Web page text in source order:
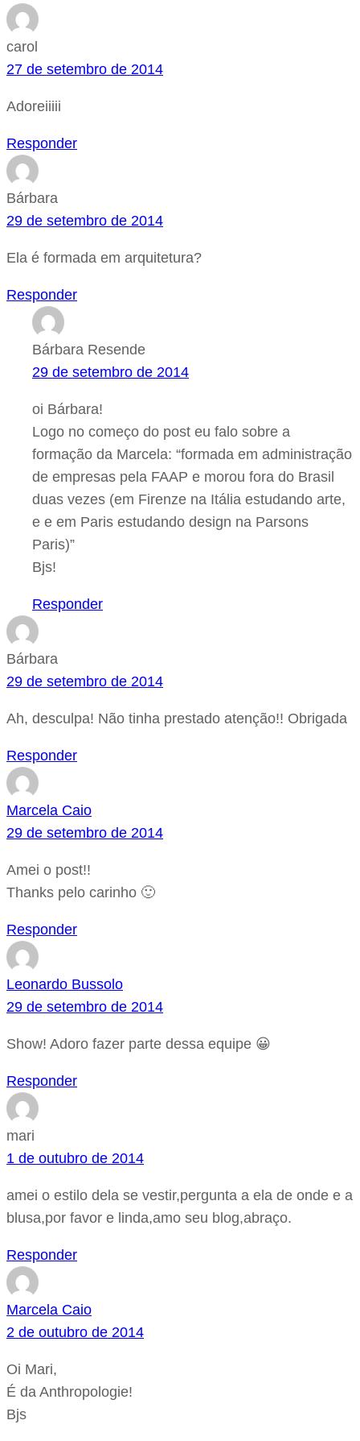
carol
27 de setembro de 2014
Adoreiiiii
Responder
Bárbara
29 de setembro de 2014
Ela é formada em arquitetura?
Responder
Bárbara Resende
29 de setembro de 2014
oi Bárbara!
Logo no começo do post eu falo sobre a
formação da Marcela: “formada em administração
de empresas pela FAAP e morou fora do Brasil
duas vezes (em Firenze na Itália estudando arte,
e e em Paris estudando design na Parsons
Paris)”
Bjs!
Responder
Bárbara
29 de setembro de 2014
Ah, desculpa! Não tinha prestado atenção!! Obrigada
Responder
Marcela Caio
29 de setembro de 2014
Amei o post!!
Thanks pelo carinho 🙂
Responder
Leonardo Bussolo
29 de setembro de 2014
Show! Adoro fazer parte dessa equipe 😀
Responder
mari
1 de outubro de 2014
amei o estilo dela se vestir,pergunta a ela de onde e a
blusa,por favor e linda,amo seu blog,abraço.
Responder
Marcela Caio
2 de outubro de 2014
Oi Mari,
É da Anthropologie!
Bjs